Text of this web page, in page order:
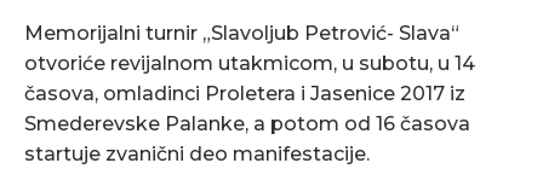
Memorijalni turnir „Slavoljub Petrović- Slava“
otvoriće revijalnom utakmicom, u subotu, u 14
časova, omladinci Proletera i Jasenice 2017 iz
Smederevske Palanke, a potom od 16 časova
startuje zvanični deo manifestacije.